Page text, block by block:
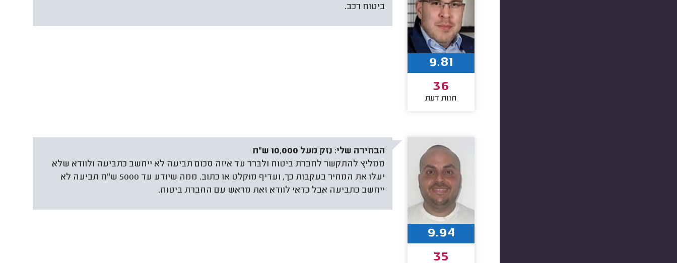
ביטוח רכב.
9.81
36
חוות דעת
הבחירה שלי: נזק מעל 10,000 ש"ח
ממליץ להתקשר לחברת ביטוח ולברר עד איזה סכום תביעה לא ייחשב כתביעה ולוודא שלא
יעלו את המחיר בעקבות כך, ועדיף מוקלט או כתוב. ממה שיודע עד 5000 ש"ח תביעה לא
ייחשב כתביעה אבל כדאי לוודא זאת מראש עם החברת ביטוח.
9.94
35